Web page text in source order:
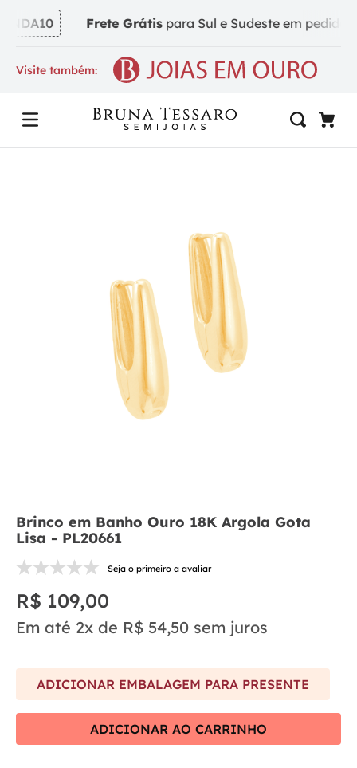
Frete Grátispara Sul e Sudeste em pedidos
Visite também:
Brinco em Banho Ouro 18K Argola Gota
Lisa - PL20661
Seja o primeiro a avaliar
R$ 109,00
Em até 2x de R$ 54,50 sem juros
ADICIONAR EMBALAGEM PARA PRESENTE
ADICIONAR AO CARRINHO